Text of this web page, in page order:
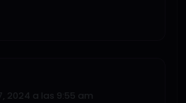
2024 a las 9:55 am